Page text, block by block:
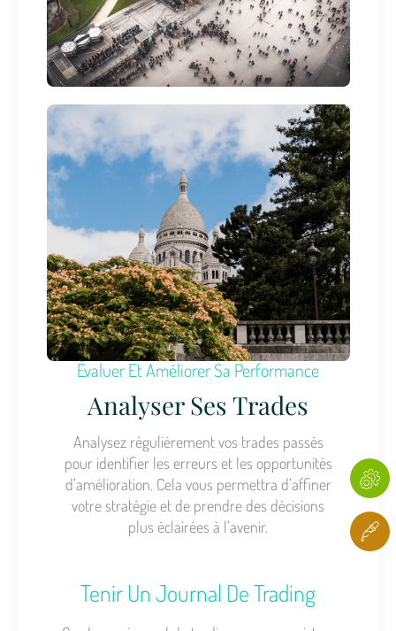
Évaluer Et Améliorer Sa Performance
Analyser Ses Trades
Analysez régulièrement vos trades passés
pour identifier les erreurs et les opportunités
d’amélioration. Cela vous permettra d’affiner
votre stratégie et de prendre des décisions
plus éclairées à l’avenir.
Tenir Un Journal De Trading